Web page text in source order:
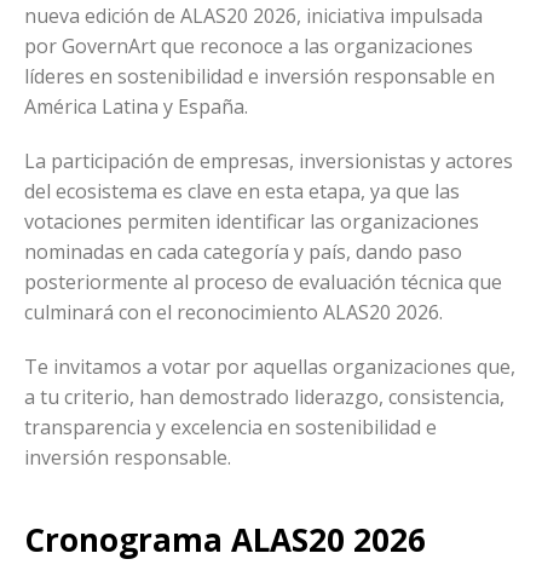
nueva edición de ALAS20 2026, iniciativa impulsada
por GovernArt que reconoce a las organizaciones
líderes en sostenibilidad e inversión responsable en
América Latina y España.
La participación de empresas, inversionistas y actores
del ecosistema es clave en esta etapa, ya que las
votaciones permiten identificar las organizaciones
nominadas en cada categoría y país, dando paso
posteriormente al proceso de evaluación técnica que
culminará con el reconocimiento ALAS20 2026.
Te invitamos a votar por aquellas organizaciones que,
a tu criterio, han demostrado liderazgo, consistencia,
transparencia y excelencia en sostenibilidad e
inversión responsable.
Cronograma ALAS20 2026